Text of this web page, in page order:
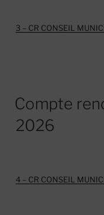
3 – CR CONSEIL
Compte
2026
4 – CR CONSEIL